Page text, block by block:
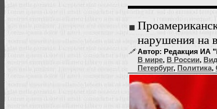
нарушения на
Автор: Редакция ИА
В мире, В России,
Петербург, Политика,